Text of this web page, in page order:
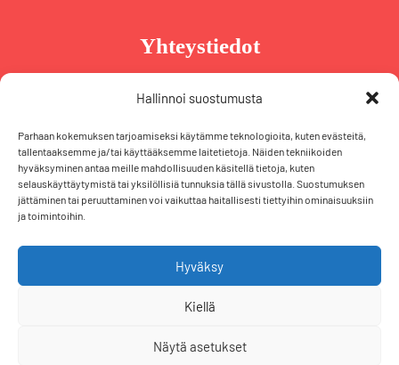
Hallinnoi suostumusta
Parhaan kokemuksen tarjoamiseksi käytämme teknologioita, kuten evästeitä,
tallentaaksemme ja/tai käyttääksemme laitetietoja. Näiden tekniikoiden
hyväksyminen antaa meille mahdollisuuden käsitellä tietoja, kuten
selauskäyttäytymistä tai yksilöllisiä tunnuksia tällä sivustolla. Suostumuksen
jättäminen tai peruuttaminen voi vaikuttaa haitallisesti tiettyihin ominaisuuksiin
ja toimintoihin.
Hyväksy
Kiellä
Näytä asetukset
Yhteystiedot
Taru Reinikainen
taru@tarureinikainen.fi
Vaalipäällikö
Puh. +358 50 574 2355
iris@tarureinikainen.fi
T
w
i